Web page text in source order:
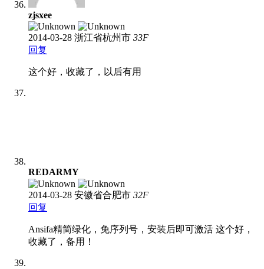
zjsxee
2014-03-28 浙江省杭州市 33F
回复
这个好，收藏了，以后有用
REDARMY
2014-03-28 安徽省合肥市 32F
回复
Ansifa精简绿化，免序列号，安装后即可激活 这个好，
收藏了，备用！